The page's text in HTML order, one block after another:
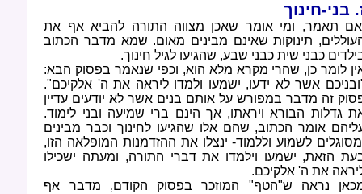
בני-חינוך
תאמר, ומי אומר שאכן מצווה התורה להביא אף את
תינוקות שאינם מבינים מאום. שמא מדבר הכתוב
כבני שית כבני שבע, שהגיעו לגיל חינוך.
לומר כן, שהרי מקרא מלא הוא, וכפי שנאמר בפסוק הבא:
אשר לא ידעו, ישמעו ולמדו ליראה את ה' אלקיכם".
זה מדבר במפורש על אותם בנים אשר לא יודעים עדיין
גדלות הבורא ויראתו, אך הינם ברי שמיעה ובני לימוד.
אומר הכתוב, שהם אלו שהגיעו לחינוך וכבר מבינים
לשמוע וללמוד- ינצלו את ההזדמנות המופלאה הזו,
הזאת, ישמעו וילמדו את דברי התורה, ומעתה ישכילו
את ה' אלקיכם.
נראה ש"הטף" המוזכר בפסוק הקודם, מדבר אף